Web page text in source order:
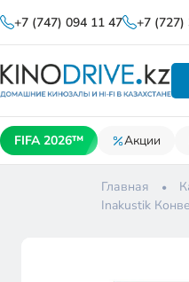
+7 (747) 094 11 47 +7 (727)
FIFA 2026™ Акции
Главная
Inakustik